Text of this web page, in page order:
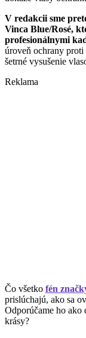
V redakcii sme
Vinca Blue/Rosé,
profesionálnymi
úroveň ochrany proti
šetrné vysušenie
Reklama
Čo všetko fén
prislúchajú, ako sa
Odporúčame ho ako
krásy?